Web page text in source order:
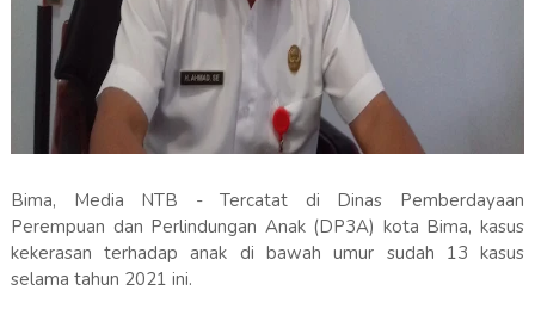
Bima, Media NTB - Tercatat di Dinas Pemberdayaan
Perempuan dan Perlindungan Anak (DP3A) kota Bima, kasus
kekerasan terhadap anak di bawah umur sudah 13 kasus
selama tahun 2021 ini.